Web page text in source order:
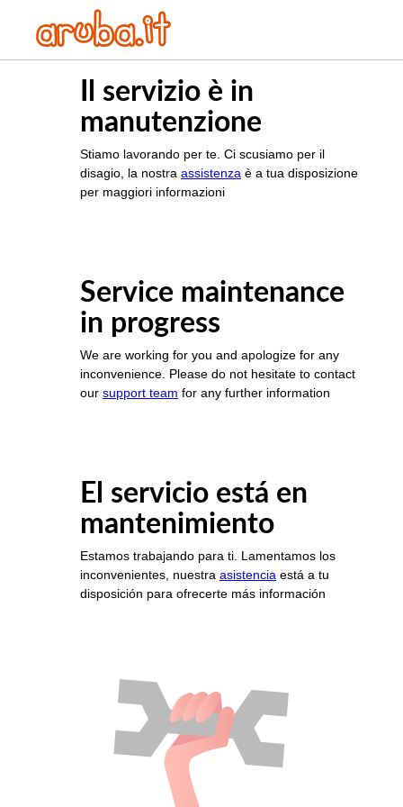
Il servizio è in
manutenzione
Stiamo lavorando per te. Ci scusiamo per il
disagio, la nostra assistenza è a tua disposizione
per maggiori informazioni
Service maintenance
in progress
We are working for you and apologize for any
inconvenience. Please do not hesitate to contact
our support team for any further information
El servicio está en
mantenimiento
Estamos trabajando para ti. Lamentamos los
inconvenientes, nuestra asistencia está a tu
disposición para ofrecerte más información